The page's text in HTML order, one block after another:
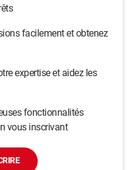
facilement et obtenez
expertise et aidez les
fonctionnalités
vous inscrivant